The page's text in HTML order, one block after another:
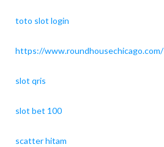
toto slot login
https://www.roundhousechicago.com/
slot qris
slot bet 100
scatter hitam